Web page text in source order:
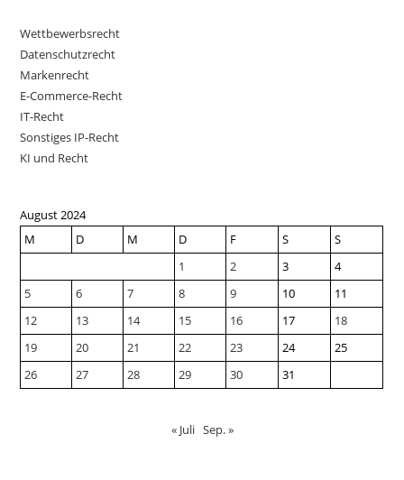
Wettbewerbsrecht
Datenschutzrecht
Markenrecht
E-Commerce-Recht
IT-Recht
Sonstiges IP-Recht
KI und Recht
August 2024
M
D M D F S
S
1
2 3
4
5
6 7 8 9 10
11
12
13 14 15 16 17
18
19
20 21 22 23 24
25
26
27 28 29 30 31
« Juli Sep. »